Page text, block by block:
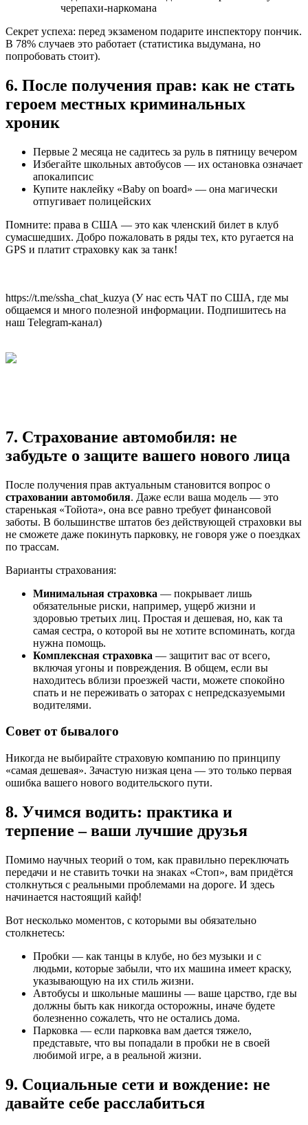
черепахи-наркомана
Секрет успеха: перед экзаменом подарите инспектору пончик.
В 78% случаев это работает (статистика выдумана, но
попробовать стоит).
6. После получения прав: как не стать
героем местных криминальных
хроник
Первые 2 месяца не садитесь за руль в пятницу вечером
Избегайте школьных автобусов — их остановка означает
апокалипсис
Купите наклейку «Baby on board» — она магически
отпугивает полицейских
Помните: права в США — это как членский билет в клуб
сумасшедших. Добро пожаловать в ряды тех, кто ругается на
GPS и платит страховку как за танк!
https://t.me/ssha_chat_kuzya (У нас есть ЧАТ по США, где мы
общаемся и много полезной информации. Подпишитесь на
наш Telegram-канал)
7. Страхование автомобиля: не
забудьте о защите вашего нового лица
После получения прав актуальным становится вопрос о
страховании автомобиля. Даже если ваша модель — это
старенькая «Тойота», она все равно требует финансовой
заботы. В большинстве штатов без действующей страховки вы
не сможете даже покинуть парковку, не говоря уже о поездках
по трассам.
Варианты страхования:
Минимальная страховка — покрывает лишь
обязательные риски, например, ущерб жизни и
здоровью третьих лиц. Простая и дешевая, но, как та
самая сестра, о которой вы не хотите вспоминать, когда
нужна помощь.
Комплексная страховка — защитит вас от всего,
включая угоны и повреждения. В общем, если вы
находитесь вблизи проезжей части, можете спокойно
спать и не переживать о заторах с непредсказуемыми
водителями.
Совет от бывалого
Никогда не выбирайте страховую компанию по принципу
«самая дешевая». Зачастую низкая цена — это только первая
ошибка вашего нового водительского пути.
8. Учимся водить: практика и
терпение – ваши лучшие друзья
Помимо научных теорий о том, как правильно переключать
передачи и не ставить точки на знаках «Стоп», вам придётся
столкнуться с реальными проблемами на дороге. И здесь
начинается настоящий кайф!
Вот несколько моментов, с которыми вы обязательно
столкнетесь:
Пробки — как танцы в клубе, но без музыки и с
людьми, которые забыли, что их машина имеет краску,
указывающую на их стиль жизни.
Автобусы и школьные машины — ваше царство, где вы
должны быть как никогда осторожны, иначе будете
болезненно сожалеть, что не остались дома.
Парковка — если парковка вам дается тяжело,
представьте, что вы попадали в пробки не в своей
любимой игре, а в реальной жизни.
9. Социальные сети и вождение: не
давайте себе расслабиться